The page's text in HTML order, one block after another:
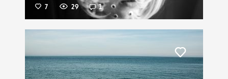
7 29 1
Liker